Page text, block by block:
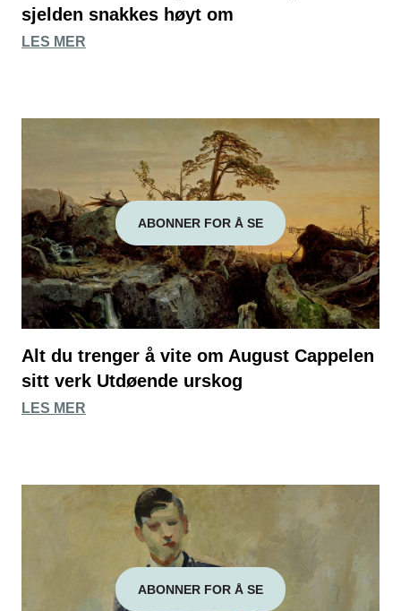
sjelden snakkes høyt om
LES MER
ABONNER FOR Å SE
Alt du trenger å vite om August Cappelen
sitt verk Utdøende urskog
LES MER
ABONNER FOR Å SE